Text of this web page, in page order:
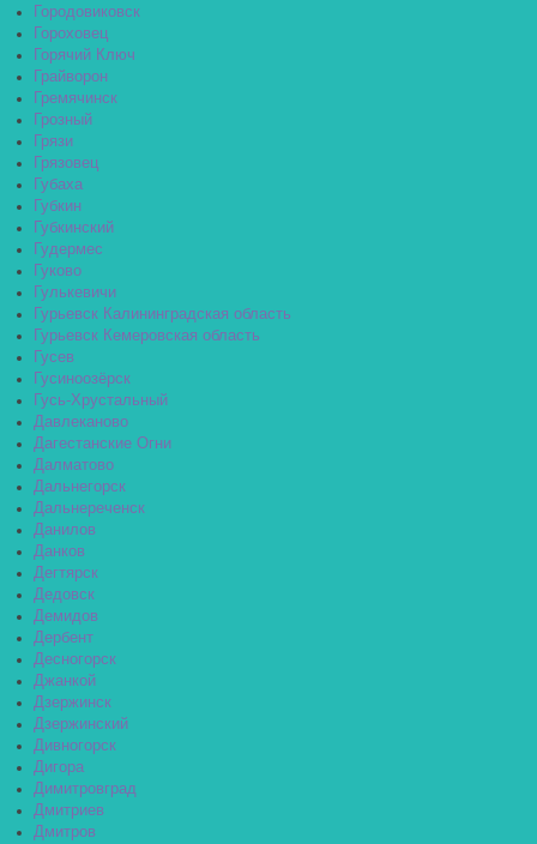
Городовиковск
Гороховец
Горячий Ключ
Грайворон
Гремячинск
Грозный
Грязи
Грязовец
Губаха
Губкин
Губкинский
Гудермес
Гуково
Гулькевичи
Гурьевск Калининградская область
Гурьевск Кемеровская область
Гусев
Гусиноозёрск
Гусь-Хрустальный
Давлеканово
Дагестанские Огни
Далматово
Дальнегорск
Дальнереченск
Данилов
Данков
Дегтярск
Дедовск
Демидов
Дербент
Десногорск
Джанкой
Дзержинск
Дзержинский
Дивногорск
Дигора
Димитровград
Дмитриев
Дмитров